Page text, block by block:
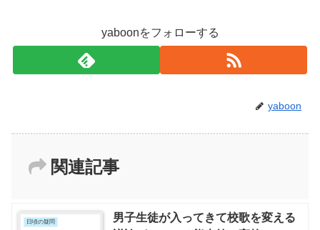
yaboonをフォローする
yaboon
関連記事
日頃の疑問
男子生徒が入ってきて校歌を変える